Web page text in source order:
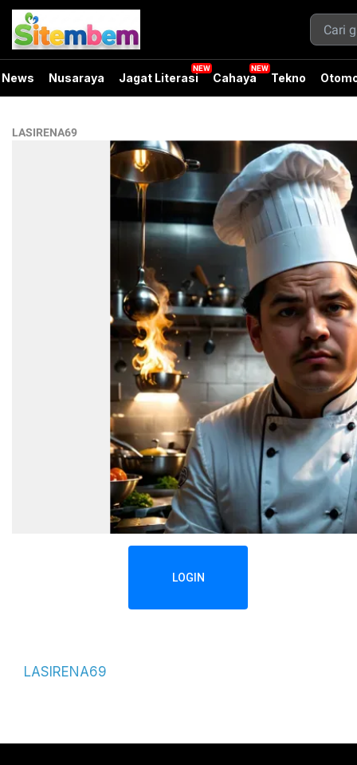
News Nusaraya Jagat Literasi Cahaya Tekno
LASIRENA69
LOGIN
LASIRENA69